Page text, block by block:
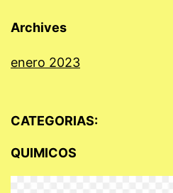
Archives
enero 2023
CATEGORIAS:
QUIMICOS